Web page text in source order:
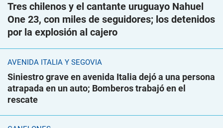
Tres chilenos y el cantante uruguayo Nahuel
One 23, con miles de seguidores; los detenidos
por la explosión al cajero
AVENIDA ITALIA Y SEGOVIA
Siniestro grave en avenida Italia dejó a una persona
atrapada en un auto; Bomberos trabajó en el
rescate